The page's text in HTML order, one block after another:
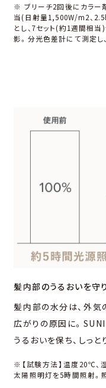
※ ブリーチ2回後にカラー
当(⽇射量1,500W/m2、
とし、7セット(約1週間相
影。分光⾊差計にて測定し
髪内部のうるおいを守り
髪内部の⽔分は、外気
広がりの原因に。
うるおいを保ち、しっ
※【試験⽅法】温度20℃、
太陽照明灯を5時間照射。